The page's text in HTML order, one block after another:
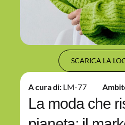
SCARICA LA
A cura di: LM-77
La moda che